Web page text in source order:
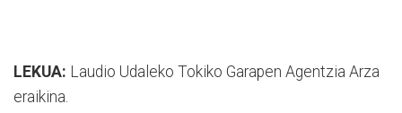
LEKUA: Laudio Udaleko Tokiko Garapen Agentzia Arza
eraikina.